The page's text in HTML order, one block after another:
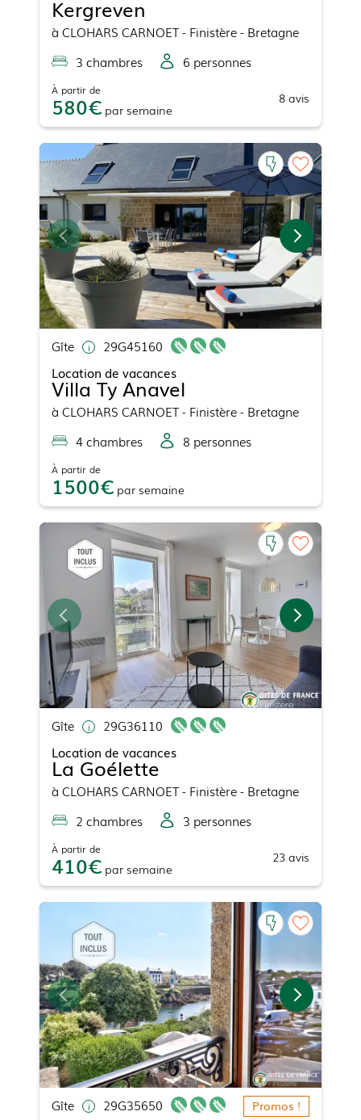
Kergreven
à CLOHARS CARNOET- Finistère - Bretagne
3 chambres 6 personnes
À partir de
580 par semaine
8 avis
Gîte
29G45160
Location de vacances
Villa Ty Anavel
à CLOHARS CARNOET- Finistère - Bretagne
4chambres 8 personnes
À partir de
1500 par semaine
Gîte
29G36110
Location de vacances
La Goélette
à CLOHARS CARNOET- Finistère - Bretagne
2 chambres 3 personnes
À partir de
410 par semaine
23 avis
Gîte 29G35650 Promos !